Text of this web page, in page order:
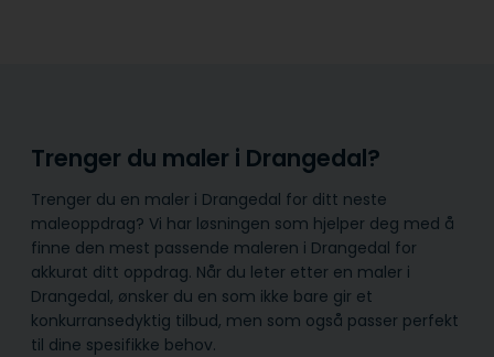
Trenger du maler i Drangedal?
Trenger du en maler i Drangedal for ditt neste
maleoppdrag? Vi har løsningen som hjelper deg med å
finne den mest passende maleren i Drangedal for
akkurat ditt oppdrag. Når du leter etter en maler i
Drangedal, ønsker du en som ikke bare gir et
konkurransedyktig tilbud, men som også passer perfekt
til dine spesifikke behov.